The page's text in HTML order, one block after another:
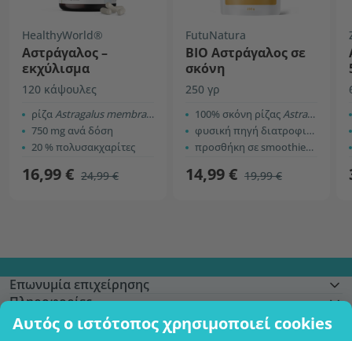
Αυτός ο ιστότοπος χρησιμοποιεί cookies
HealthyWorld®
Αστράγαλος –
εκχύλισμα
120 κάψουλες
ρίζαAstragalus membranaceus
750 mg ανά δόση
20 % πολυσακχαρίτες
16,99 € 24,99 €
FutuNatura
BIO Αστράγαλος σε
σκόνη
250 γρ
100% σκόνη ρίζαςAstragalus membranaceus
φυσική πηγή διατροφικών ινών
προσθήκη σε smoothies και άλλα ροφήματα
14,99 € 19,99 €
Επωνυμία επιχείρησης
Πληροφορίες
Γίνετε μέλος
Βοήθεια και παραγγελίες